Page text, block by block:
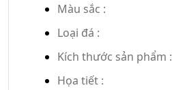
Màu sắc :
Loại đá :
Kích thước sản phẩm :
Họa tiết :